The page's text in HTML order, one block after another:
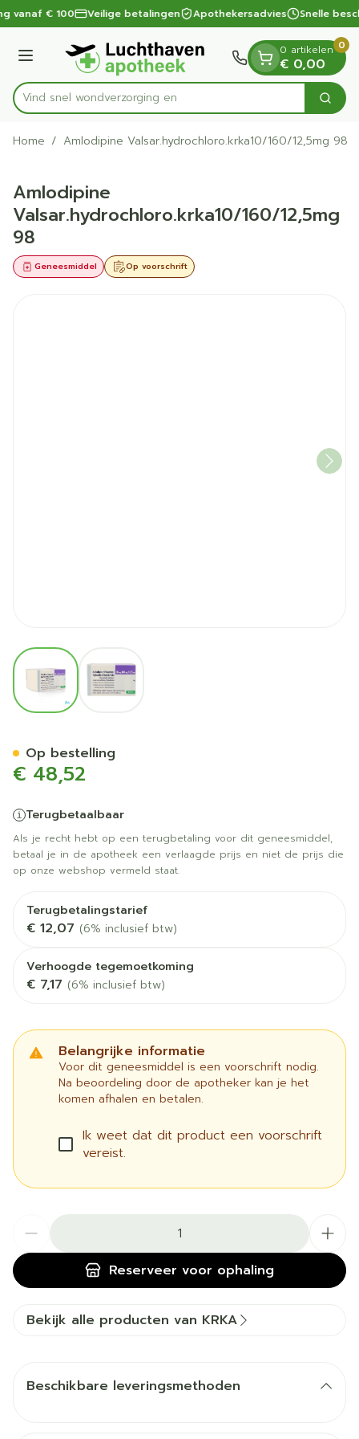
Ga naar de inhoud
1 van 1
vanaf € 100 Veilige betalingen Apothekersadvies Snelle
Menu
Product, merk, categorie...
Vind snel wondverzo Zoek
0 artikelen
€ 0,00
0
Home / Amlodipine Valsar.hydrochloro.krka10/160/12,5mg 98
Amlodipine
Valsar.hydrochloro.krka10/160/12,5mg
98
Op voorschrift
Geneesmiddel
View larger image
€ 48,52
Terugbetaalbaar
Als je recht hebt op een terugbetaling voor dit geneesmiddel,
betaal je in de apotheek een verlaagde prijs en niet de prijs die
op onze webshop vermeld staat.
Terugbetalingstarief
€ 12,07 (6% inclusief btw)
Verhoogde tegemoetkoming
€ 7,17 (6% inclusief btw)
Belangrijke informatie
Voor dit geneesmiddel is een voorschrift nodig.
Na beoordeling door de apotheker kan je het
komen afhalen en betalen.
Ik weet dat dit product een voorschrift
vereist.
Reserveer voor ophaling
Op bestelling
Bekijk alle producten van KRKA
Beschikbare leveringsmethoden